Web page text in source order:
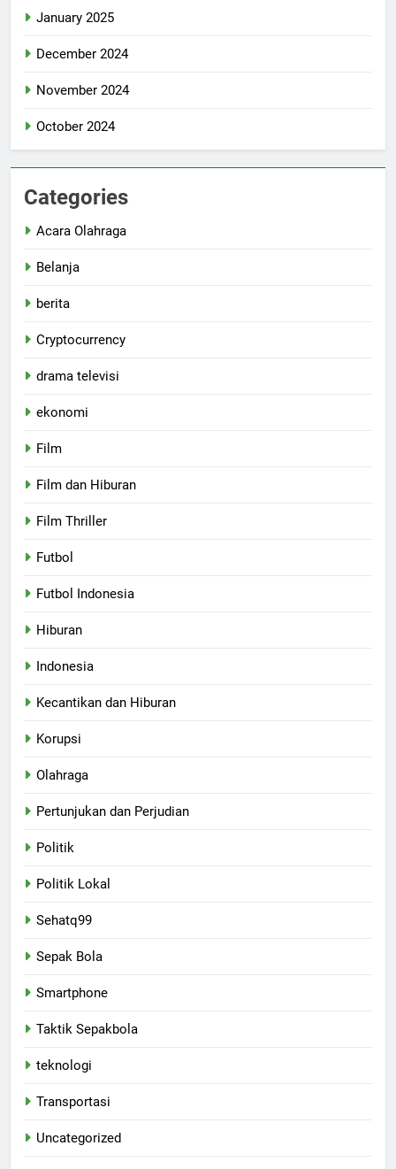
January 2025
December 2024
November 2024
October 2024
Categories
Acara Olahraga
Belanja
berita
Cryptocurrency
drama televisi
ekonomi
Film
Film dan Hiburan
Film Thriller
Futbol
Futbol Indonesia
Hiburan
Indonesia
Kecantikan dan Hiburan
Korupsi
Olahraga
Pertunjukan dan Perjudian
Politik
Politik Lokal
Sehatq99
Sepak Bola
Smartphone
Taktik Sepakbola
teknologi
Transportasi
Uncategorized